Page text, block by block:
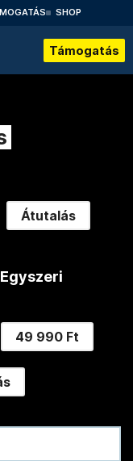
SHOP
Támogatás
Átutalás
Egyszeri
49 990 Ft